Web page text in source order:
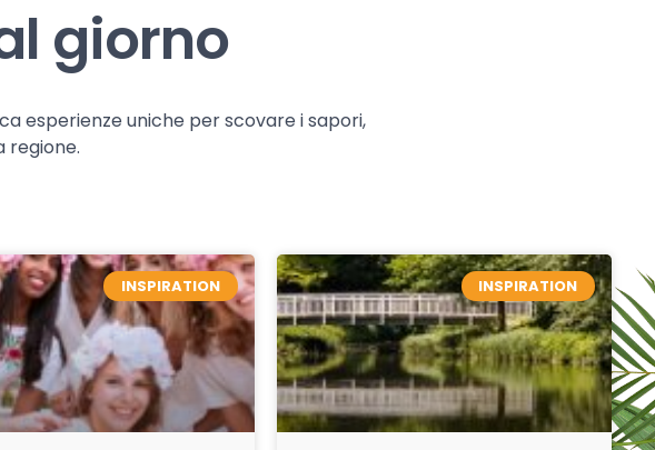
giorno
esperienze uniche per scovare i sapori,
regione.
INSPIRATION INSPIRATION